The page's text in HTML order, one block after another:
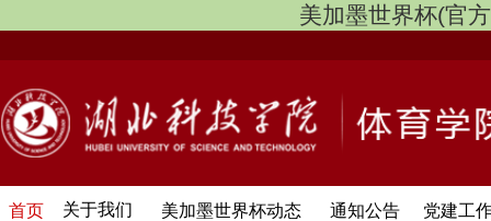
美加墨世界杯(官
首页 关于我们 美加墨世界杯动态 通知公告 党建工